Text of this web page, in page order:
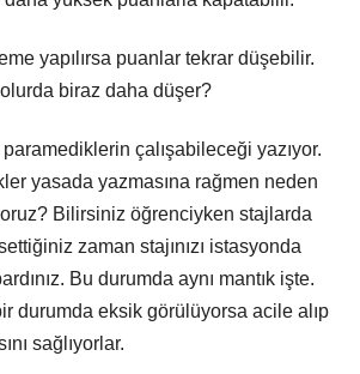
yapılırsa puanlar tekrar düşebilir.
biraz daha düşer?
çalışabileceği yazıyor.
yasada yazmasına rağmen neden
Bilirsiniz öğrenciyken stajlarda
zaman stajınızı istasyonda
Bu durumda aynı mantık işte.
durumda eksik görülüyorsa acile alıp
sağlıyorlar.